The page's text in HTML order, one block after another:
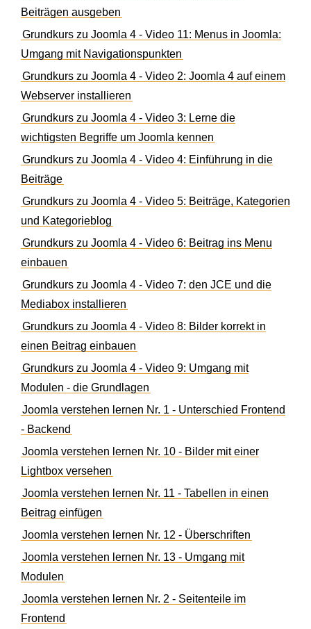
Beiträgen ausgeben
Grundkurs zu Joomla 4 - Video 11: Menus in Joomla:
Umgang mit Navigationspunkten
Grundkurs zu Joomla 4 - Video 2: Joomla 4 auf einem
Webserver installieren
Grundkurs zu Joomla 4 - Video 3: Lerne die
wichtigsten Begriffe um Joomla kennen
Grundkurs zu Joomla 4 - Video 4: Einführung in die
Beiträge
Grundkurs zu Joomla 4 - Video 5: Beiträge, Kategorien
und Kategorieblog
Grundkurs zu Joomla 4 - Video 6: Beitrag ins Menu
einbauen
Grundkurs zu Joomla 4 - Video 7: den JCE und die
Mediabox installieren
Grundkurs zu Joomla 4 - Video 8: Bilder korrekt in
einen Beitrag einbauen
Grundkurs zu Joomla 4 - Video 9: Umgang mit
Modulen - die Grundlagen
Joomla verstehen lernen Nr. 1 - Unterschied Frontend
- Backend
Joomla verstehen lernen Nr. 10 - Bilder mit einer
Lightbox versehen
Joomla verstehen lernen Nr. 11 - Tabellen in einen
Beitrag einfügen
Joomla verstehen lernen Nr. 12 - Überschriften
Joomla verstehen lernen Nr. 13 - Umgang mit
Modulen
Joomla verstehen lernen Nr. 2 - Seitenteile im
Frontend